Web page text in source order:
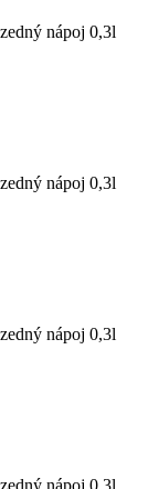
nápoj 0,3l
nápoj 0,3l
nápoj 0,3l
nápoj 0,3l